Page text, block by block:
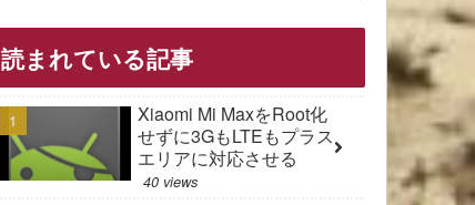
読まれている記事
Xiaomi Mi MaxをRoot化
せずに3GもLTEもプラス
エリアに対応させる
40 views